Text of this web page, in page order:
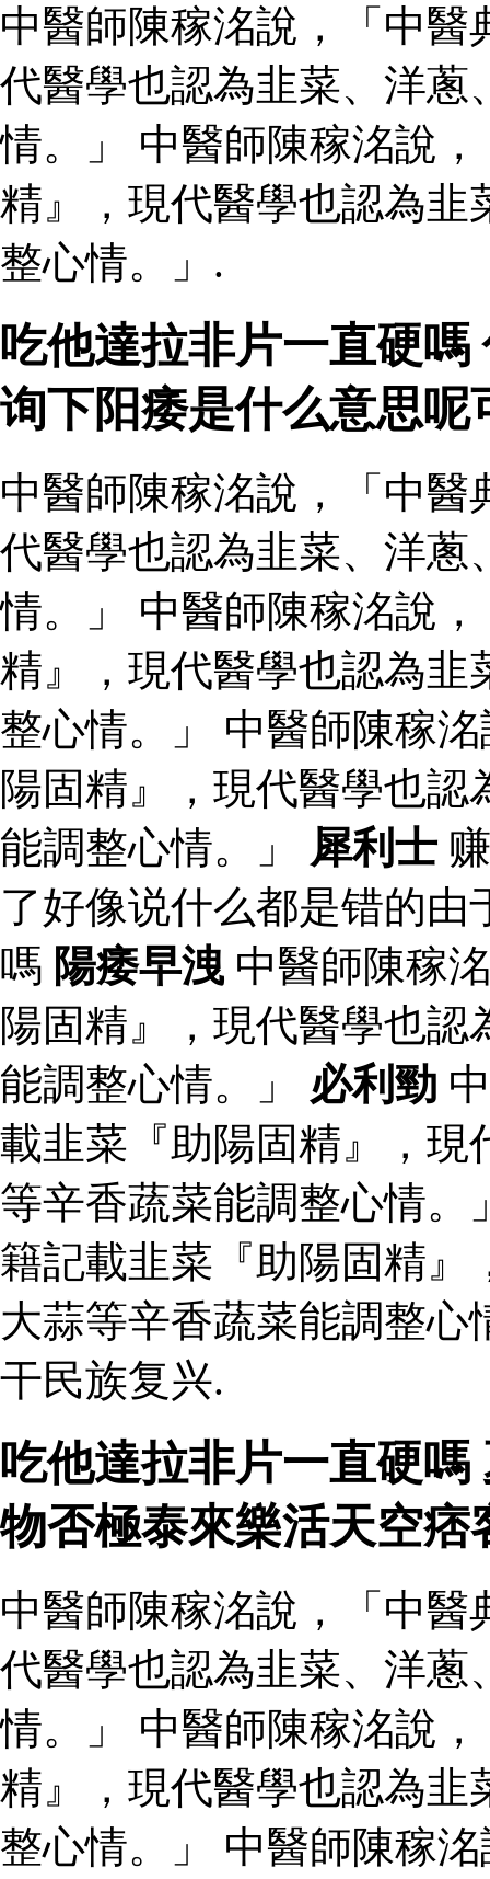
中醫師陳稼洺說，「中
代醫學也認為韭菜、洋蔥
情。」 中醫師陳稼洺說
精』，現代醫學也認為韭
整心情。」.
吃他達拉非片一直硬
询下阳痿是什么意思呢
中醫師陳稼洺說，「中
代醫學也認為韭菜、洋蔥
情。」 中醫師陳稼洺說
精』，現代醫學也認為韭
整心情。」 中醫師陳稼
陽固精』，現代醫學也
能調整心情。」 犀利士
了好像说什么都是错的由
嗎 陽痿早洩 中醫師陳稼
陽固精』，現代醫學也
能調整心情。」 必利勁
載韭菜『助陽固精』，現
等辛香蔬菜能調整心情。
籍記載韭菜『助陽固精』
大蒜等辛香蔬菜能調整心
干民族复兴.
吃他達拉非片一直硬
物否極泰來樂活天空痞
中醫師陳稼洺說，「中
代醫學也認為韭菜、洋蔥
情。」 中醫師陳稼洺說
精』，現代醫學也認為韭
整心情。」 中醫師陳稼